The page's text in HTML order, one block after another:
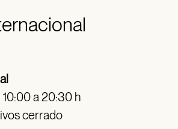
a 20:30 h
cerrado